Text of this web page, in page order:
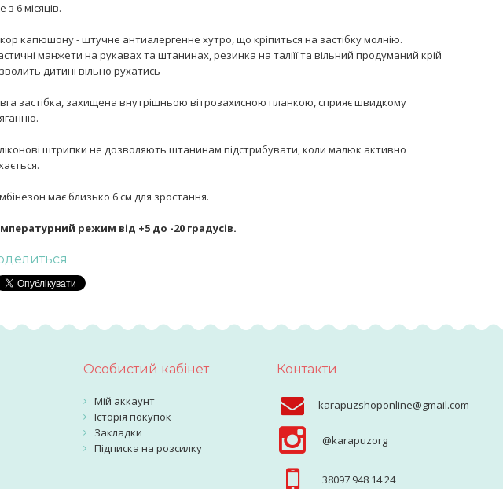
з 6 місяців.
капюшону - штучне антиалергенне хутро, що кріпиться на застібку молнію.
манжети на рукавах та штанинах, резинка на таліїї та вільний продуманий крій
дитині вільно рухатись
застібка, захищена внутрішньою вітрозахисною планкою, сприяє швидкому
штрипки не дозволяють штанинам підстрибувати, коли малюк активно
має близько 6 см для зростання.
режим від +5 до -20 градусів.
Особистий кабінет
Мій аккаунт
Історія покупок
Закладки
Підписка на розсилку
Контакти
karapuzshoponline@gmail.com
@karapuzorg
38097 948 14 24